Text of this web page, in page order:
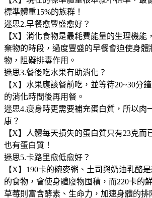
標準體重15%的族群！
迷思2.早餐愈豐盛愈好？
【X】消化食物是最耗費能量的生理機能
棄物的時段，過度豐盛的早餐會迫使身體
物，阻礙排毒作用。
迷思3.餐後吃水果有助消化？
【X】水果應該餐前吃，並等待20~30分
的消化時間後再用餐。
迷思4.瘦身時更需要補充蛋白質，所以肉
康？
【X】人體每天損失的蛋白質只有23克而
也有蛋白質！
迷思5.卡路里愈低愈好？
【X】190卡的碗麥粥、土司與奶油乳酪
的食物，會使身體廢物囤積，而220卡的
草莓則富含酵素、生命力，加速身體的